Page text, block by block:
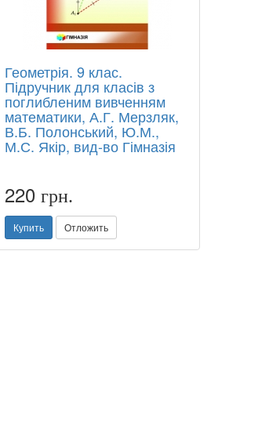
Геометрія. 9 клас.
Підручник для класів з
поглибленим вивченням
математики, А.Г. Мерзляк,
В.Б. Полонський, Ю.М.,
М.С. Якір, вид-во Гімназія
220грн.
Купить Отложить